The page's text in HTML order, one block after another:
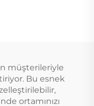
müşterileriyle
Bu esnek
ortamınızı